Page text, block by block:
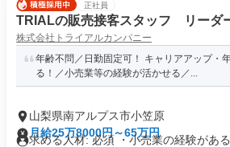
正社員
TRIALの販売接客スタッフ リーダ
株式会社トライアルカンパニー
年齢不問／日勤固定可！ キャリアアップ・
る！／小売業等の経験が活かせる／...
山梨県南アルプス市小笠原
月給25万8000円～65万円
求める人材: 必須 ・小売業の経験があ